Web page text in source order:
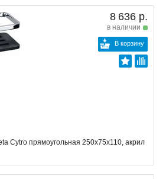
8 636 р.
в наличии
В корзину
Cytro прямоугольная 250x75x110, акрил